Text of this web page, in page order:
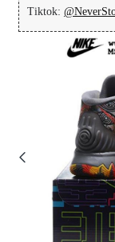
Tiktok: